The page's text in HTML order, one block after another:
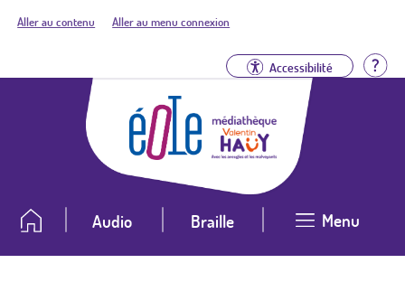
Aller au contenu Aller au menu connexion
Accessibilité
Audio Braille Menu